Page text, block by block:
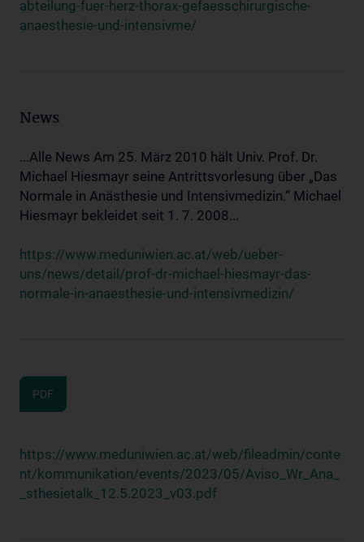
abteilung-fuer-herz-thorax-gefaesschirurgische-
anaesthesie-und-intensivme/
News
...Alle News Am 25. März 2010 hält Univ. Prof. Dr.
Michael Hiesmayr seine Antrittsvorlesung über „Das
Normale in Anästhesie und Intensivmedizin.“ Michael
Hiesmayr bekleidet seit 1. 7. 2008...
https://www.meduniwien.ac.at/web/ueber-
uns/news/detail/prof-dr-michael-hiesmayr-das-
normale-in-anaesthesie-und-intensivmedizin/
PDF
https://www.meduniwien.ac.at/web/fileadmin/conte
nt/kommunikation/events/2023/05/Aviso_Wr_Ana_
_sthesietalk_12.5.2023_v03.pdf